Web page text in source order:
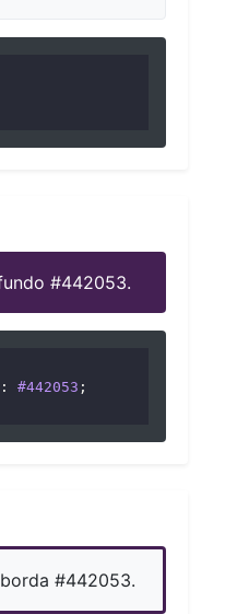
#442053.
: #442053 ;
#442053.